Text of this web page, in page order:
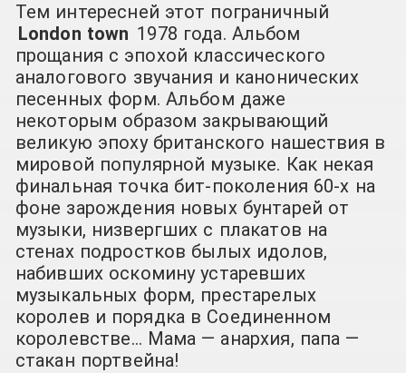
Тем интересней этот пограничный
London town 1978 года. Альбом
прощания с эпохой классического
аналогового звучания и канонических
песенных форм. Альбом даже
некоторым образом закрывающий
великую эпоху британского нашествия в
мировой популярной музыке. Как некая
финальная точка бит-поколения 60-х на
фоне зарождения новых бунтарей от
музыки, низвергших с плакатов на
стенах подростков былых идолов,
набивших оскомину устаревших
музыкальных форм, престарелых
королев и порядка в Соединенном
королевстве… Мама — анархия, папа —
стакан портвейна!